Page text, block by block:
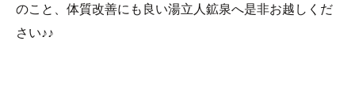
のこと、体質改善にも良い湯立人鉱泉へ是非お越しくだ
さい♪♪